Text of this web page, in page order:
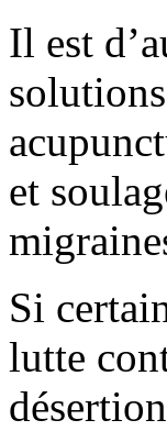
Il est
et
Si
lutte